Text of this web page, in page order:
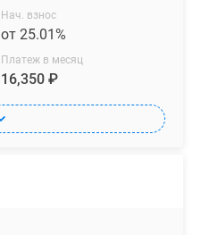
Нач. взнос
от 25.01%
Платеж в месяц
16,350 ₽